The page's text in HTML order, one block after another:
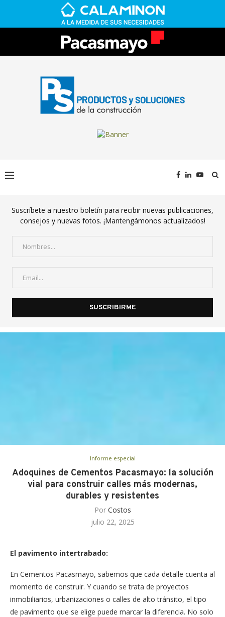
Suscríbete a nuestro boletín para recibir nuevas publicaciones,
consejos y nuevas fotos. ¡Mantengámonos actualizados!
Informe especial
Adoquines de Cementos Pacasmayo: la solución
vial para construir calles más modernas,
durables y resistentes
Por Costos
julio 22, 2025
El pavimento intertrabado:
En Cementos Pacasmayo, sabemos que cada detalle cuenta al
momento de construir. Y cuando se trata de proyectos
inmobiliarios, urbanizaciones o calles de alto tránsito, el tipo
de pavimento que se elige puede marcar la diferencia. No solo